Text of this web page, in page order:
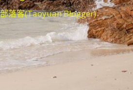
落客(Taoyuan Blogger)